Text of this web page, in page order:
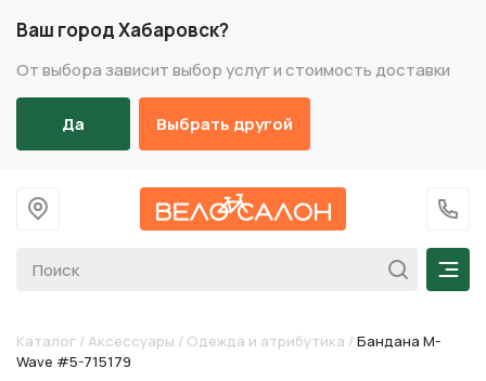
Ваш город Хабаровск?
От выбора зависит выбор услуг и стоимость доставки
Да Выбрать другой
На главную
+7
Каталог / Аксессуары / Одежда и атрибутика / Бандана M-
Wave #5-715179